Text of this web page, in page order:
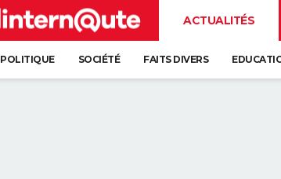
ACTUALITÉS
POLITIQUE SOCIÉTÉ FAITS DIVERS